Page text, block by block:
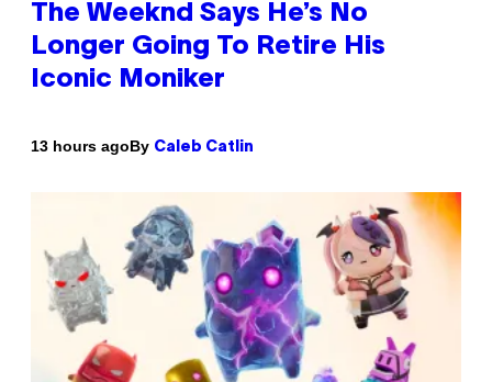
The Weeknd Says He’s No
Longer Going To Retire His
Iconic Moniker
13 hours agoBy Caleb Catlin